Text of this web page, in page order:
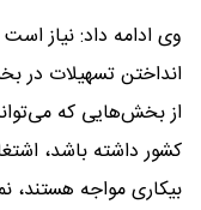
وی ادامه داد: نیاز است
انداختن تسهیلات در
از بخش‌هایی که
کشور داشته باشد،
بیکاری مواجه هستند،